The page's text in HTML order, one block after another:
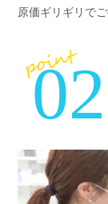
原価ギリギリで
point
02